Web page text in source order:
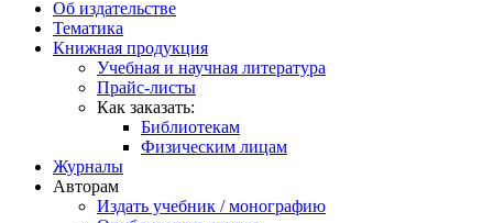
Об издательстве
Тематика
Книжная продукция
Учебная и научная литература
Прайс-листы
Как заказать:
Библиотекам
Физическим лицам
Журналы
Авторам
Издать учебник / монографию